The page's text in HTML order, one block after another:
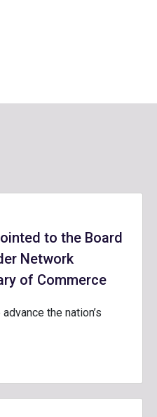
to the Board
Network
of Commerce
the nation’s